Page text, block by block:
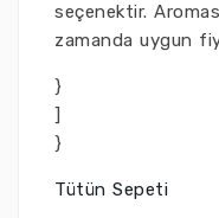
seçenektir.
zamanda uygun
}
]
}
Tütün Sepeti